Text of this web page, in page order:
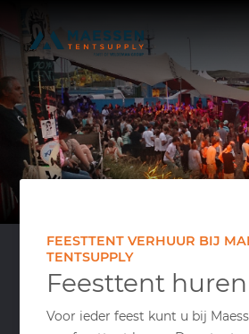
FEESTTENT VERHUUR BIJ
TENTSUPPLY
Feesttent huren
Voor ieder feest kunt u bij